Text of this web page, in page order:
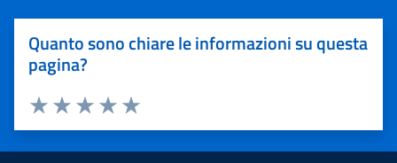
Quanto sono chiare le informazioni su questa
pagina?
Valuta 5 stelle su 5
Valuta 4 stelle su 5
Valuta 3 stelle su 5
Valuta 2 stelle su 5
Valuta 1 stelle su 5